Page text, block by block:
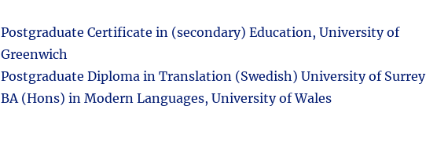
Postgraduate Certificate in (secondary) Education, University of
Greenwich
Postgraduate Diploma in Translation (Swedish) University of Surrey
BA (Hons) in Modern Languages, University of Wales